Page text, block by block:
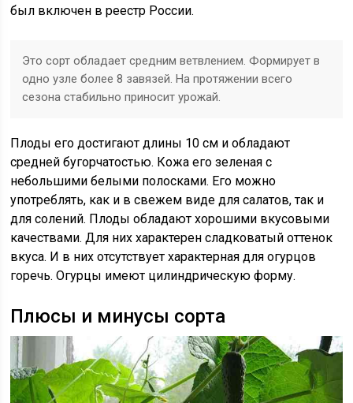
был включен в реестр России.
Это сорт обладает средним ветвлением. Формирует в
одно узле более 8 завязей. На протяжении всего
сезона стабильно приносит урожай.
Плоды его достигают длины 10 см и обладают
средней бугорчатостью. Кожа его зеленая с
небольшими белыми полосками. Его можно
употреблять, как и в свежем виде для салатов, так и
для солений. Плоды обладают хорошими вкусовыми
качествами. Для них характерен сладковатый оттенок
вкуса. И в них отсутствует характерная для огурцов
горечь. Огурцы имеют цилиндрическую форму.
Плюсы и минусы сорта